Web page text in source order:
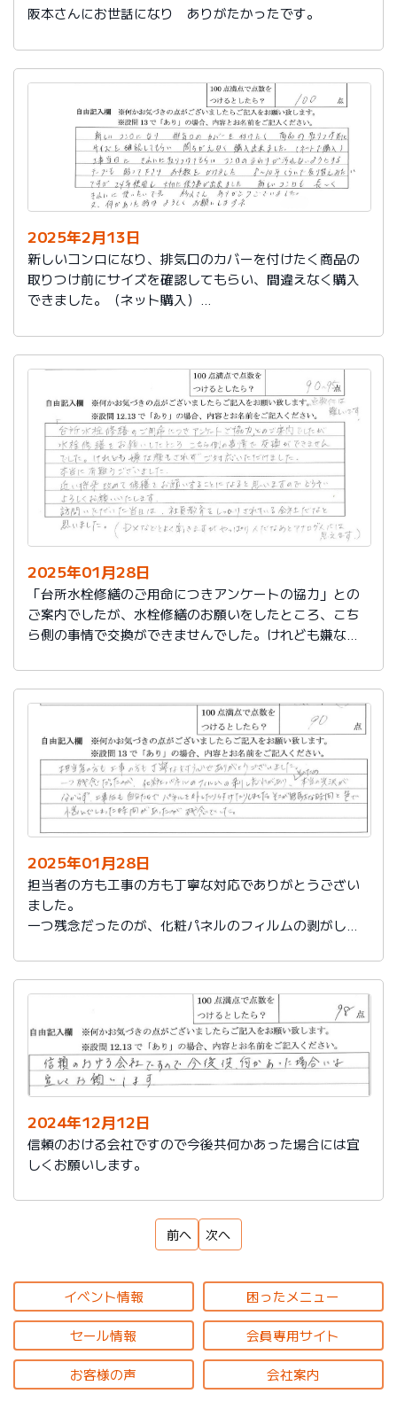
阪本さんにお世話になり ありがたかったです。
2025年2月13日
新しいコンロになり、排気口のカバーを付けたく商品の
取りつけ前にサイズを確認してもらい、間違えなく購入
できました。（ネット購入）
汚れないようにするテープも貼って下さりお手数をかけ
ました。
８～10年くらいで取り替えみたいですが、24年使用し大
切に使う事が出来ました。新しいコンロも長～くきれい
に使いたいです。杉山さん、ありがとうございました。
又、何かあった時はよろしくお願いしますネ
2025年01月28日
「台所水栓修繕のご用命につきアンケートの協力」との
ご案内でしたが、水栓修繕のお願いをしたところ、こち
ら側の事情で交換ができませんでした。けれども嫌な顔
本当に有難うございました。
近い将来、改めて修繕をお願いすることになると思いま
すので、どうぞよろしくお願いいたします。
訪問いただいた当日は、社員教育をしっかりされている
会社だなと思いました。（DXなどとよく聞きますが、や
っぱり人だなぁとアナログ人には思えます）
2025年01月28日
担当者の方も工事の方も丁寧な対応でありがとうござい
ました。
一つ残念だったのが、化粧パネルのフィルムの剥がし忘
分たちでパネルを外したり付けたりしました。そこが無
駄な時間と色で悩んでしまった時間があったのが残念で
2024年12月12日
信頼のおける会社ですので今後共何かあった場合には宜
しくお願いします。
前へ 次へ
イベント情報 困ったメニュー
セール情報 会員専用サイト
お客様の声 会社案内